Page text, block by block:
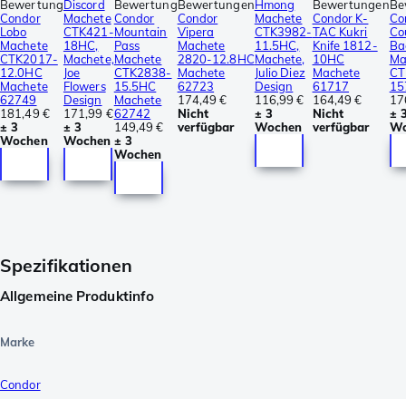
Bewertung
Condor
Lobo
Machete
CTK2017-
12.0HC
Machete
62749
181,49 €
± 3
Wochen
Discord
Machete
CTK421-
18HC,
Machete,
Joe
Flowers
Design
171,99 €
± 3
Wochen
Bewertung
Condor
Mountain
Pass
Machete
CTK2838-
15.5HC
Machete
62742
149,49 €
± 3
Wochen
Bewertungen
Condor
Vipera
Machete
2820-12.8HC
Machete
62723
174,49 €
Nicht
verfügbar
Hmong
Machete
CTK3982-
11.5HC,
Machete,
Julio Diez
Design
116,99 €
± 3
Wochen
Bewertungen
Condor K-
TAC Kukri
Knife 1812-
10HC
Machete
61717
164,49 €
Nicht
verfügbar
±
Spezifikationen
Allgemeine Produktinfo
Marke
Condor